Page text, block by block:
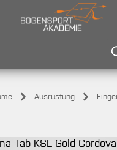
Ausrüstung
überspringen